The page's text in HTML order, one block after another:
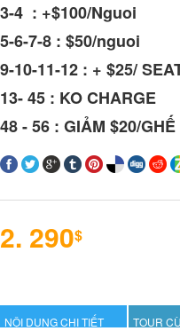
3-4 : +$100/Nguoi
5-6-7-8 : $50/nguoi
9-10-11-12 : + $25/
13- 45 : KO CHARGE
48 - 56 : GIẢM $20/GHẾ
2. 290$
NỘI DUNG CHI TIẾT TOUR